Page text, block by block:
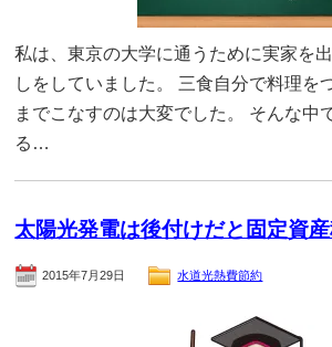
私は、東京の大学に通うために実家を
しをしていました。 三食自分で料理を
までこなすのは大変でした。 そんな中
る…
太陽光発電は後付けだと固定資
2015年7月29日 水道光熱費節約